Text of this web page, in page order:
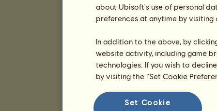
about Ubisoft's use of personal
preferences at anytime by
In addition to the above, by
website activity, including game
technologies. If you wish to
by visiting the “Set Cookie
Set Cookie